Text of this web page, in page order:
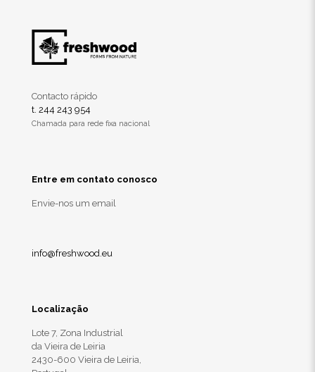
Contacto rápido
t. 244 243 954
Chamada para rede fixa nacional
Entre em contato conosco
Envie-nos um email
info@freshwood.eu
Localização
Lote 7, Zona Industrial
da Vieira de Leiria
2430-600 Vieira de Leiria,